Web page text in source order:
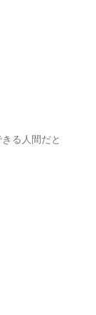
る人間だと